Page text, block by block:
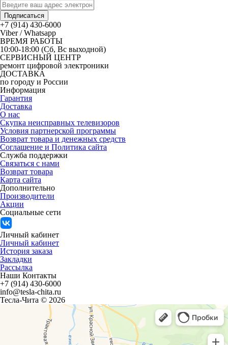
Подписаться
+7 (914) 430-6000
Viber / Whatsapp
ВРЕМЯ РАБОТЫ
10:00-18:00 (Сб, Вс выходной)
СЕРВИСНЫЙ ЦЕНТР
ремонт цифровой электроники
ДОСТАВКА
по городу и России
Информация
Гарантия
Доставка
О нас
Скупка неисправных телевизоров
Условия партнерской программы
Возврат товара и денежных средств
Соглашение и Политика сайта
Служба поддержки
Связаться с нами
Возврат товара
Карта сайта
Дополнительно
Производители
Акции
Социальные сети
Личный кабинет
Личный кабинет
История заказа
Закладки
Рассылка
Наши Контакты
+7 (914) 430-6000
info@tesla-chita.ru
Тесла-Чита © 2026